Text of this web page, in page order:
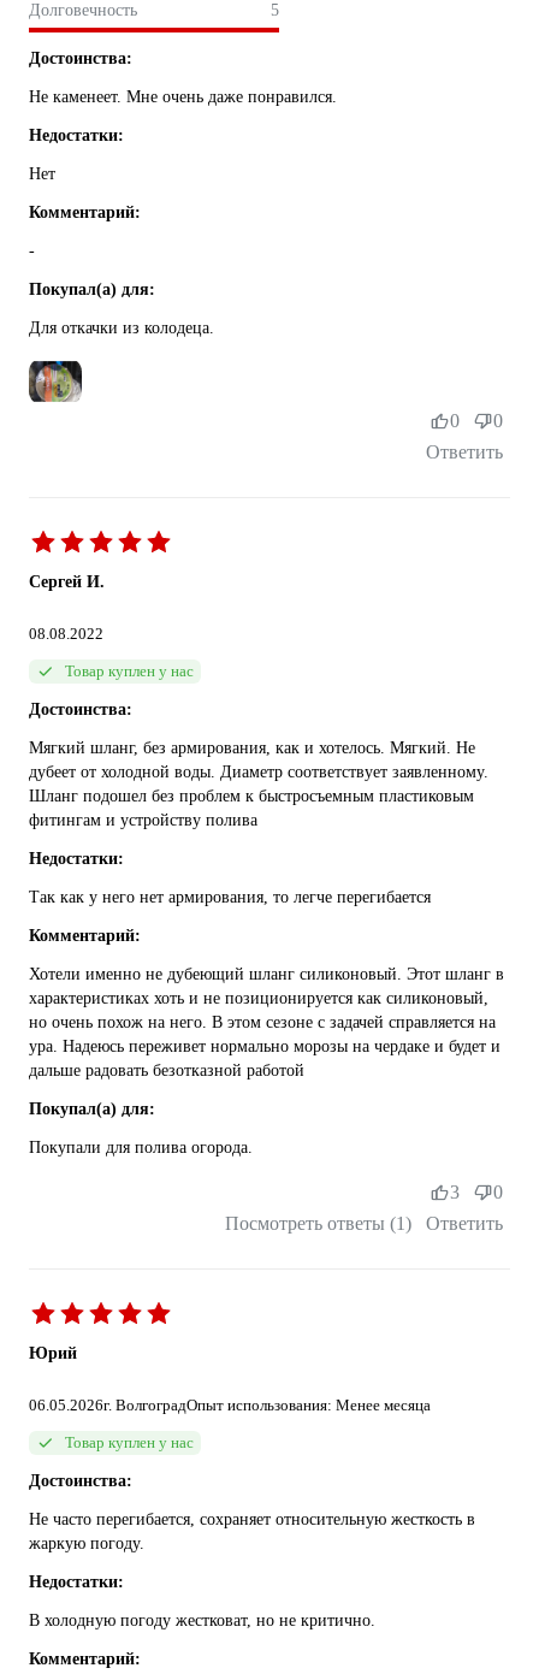
Долговечность
5
Достоинства:
Не каменеет. Мне очень даже понравился.
Недостатки:
Нет
Комментарий:
-
Покупал(а) для:
Для откачки из колодеца.
Ответить
0 0
Сергей И.
08.08.2022
Товар куплен у нас
Достоинства:
Мягкий шланг, без армирования, как и хотелось. Мягкий. Не
дубеет от холодной воды. Диаметр соответствует заявленному.
Шланг подошел без проблем к быстросъемным пластиковым
фитингам и устройству полива
Недостатки:
Так как у него нет армирования, то легче перегибается
Комментарий:
Хотели именно не дубеющий шланг силиконовый. Этот шланг в
характеристиках хоть и не позиционируется как силиконовый,
но очень похож на него. В этом сезоне с задачей справляется на
ура. Надеюсь переживет нормально морозы на чердаке и будет и
дальше радовать безотказной работой
Покупал(а) для:
Покупали для полива огорода.
Посмотреть ответы (1) Ответить
3 0
Юрий
06.05.2026г. ВолгоградОпыт использования: Менее месяца
Товар куплен у нас
Достоинства:
Не часто перегибается, сохраняет относительную жесткость в
жаркую погоду.
Недостатки:
В холодную погоду жестковат, но не критично.
Комментарий: